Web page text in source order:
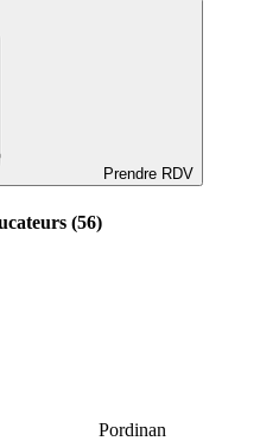
Prendre RDV
(56)
Pordinan